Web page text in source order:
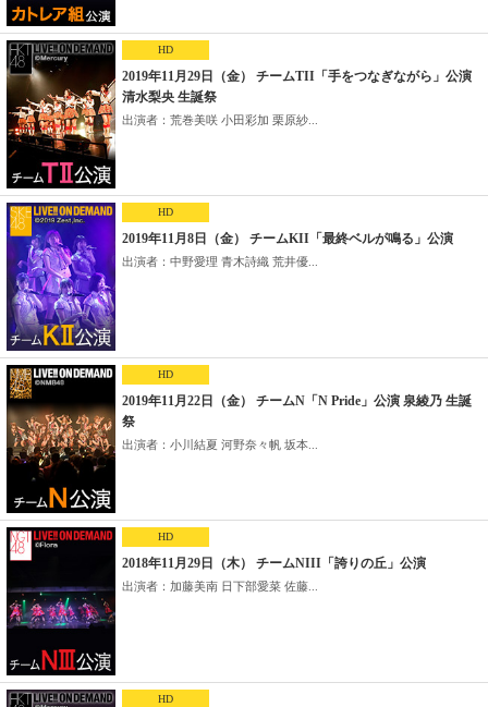
HD
2019年11月29日（金） チームTII「手をつなぎながら」公演
清水梨央 生誕祭
出演者：荒巻美咲 小田彩加 栗原紗...
HD
2019年11月8日（金） チームKII「最終ベルが鳴る」公演
出演者：中野愛理 青木詩織 荒井優...
HD
2019年11月22日（金） チームN「N Pride」公演 泉綾乃 生誕
祭
出演者：小川結夏 河野奈々帆 坂本...
HD
2018年11月29日（木） チームNIII「誇りの丘」公演
出演者：加藤美南 日下部愛菜 佐藤...
HD